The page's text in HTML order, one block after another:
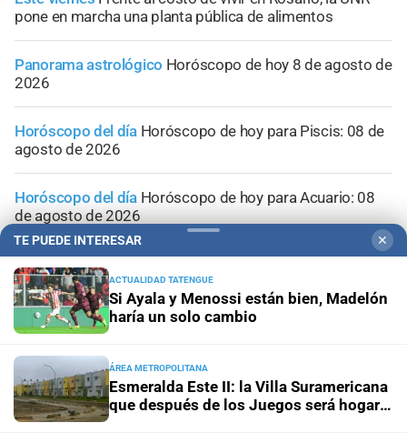
pone en marcha una planta pública de alimentos
Panorama astrológico Horóscopo de hoy 8 de agosto de
2026
Horóscopo del día Horóscopo de hoy para Piscis: 08 de
agosto de 2026
Horóscopo del día Horóscopo de hoy para Acuario: 08
de agosto de 2026
TE PUEDE INTERESAR ✕
ACTUALIDAD TATENGUE
Si Ayala y Menossi están bien, Madelón
haría un solo cambio
ÁREA METROPOLITANA
Esmeralda Este II: la Villa Suramericana
que después de los Juegos será hogar